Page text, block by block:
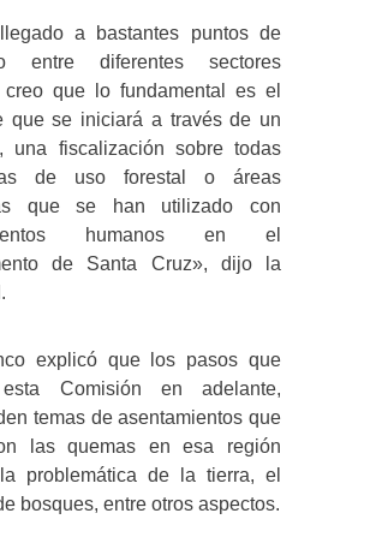
a bastantes puntos de
entre diferentes sectores
creo que lo fundamental es el
que se iniciará a través de un
una fiscalización sobre todas
de uso forestal o áreas
que se han utilizado con
humanos en el
de Santa Cruz», dijo la
explicó que los pasos que
Comisión en adelante,
temas de asentamientos que
las quemas en esa región
problemática de la tierra, el
bosques, entre otros aspectos.